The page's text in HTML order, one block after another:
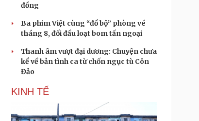
đồng
Ba phim Việt cùng “đổ bộ” phòng vé
tháng 8, đối đầu loạt bom tấn ngoại
Thanh âm vượt đại dương: Chuyện chưa
kể về bản tình ca từ chốn ngục tù Côn
Đảo
KINH TẾ